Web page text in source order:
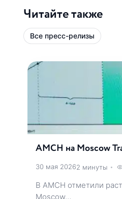
Читайте также
Все пресс-релизы
AMCH на Moscow
30 мая 20262 минуты •
В AMCH отметили
Moscow…